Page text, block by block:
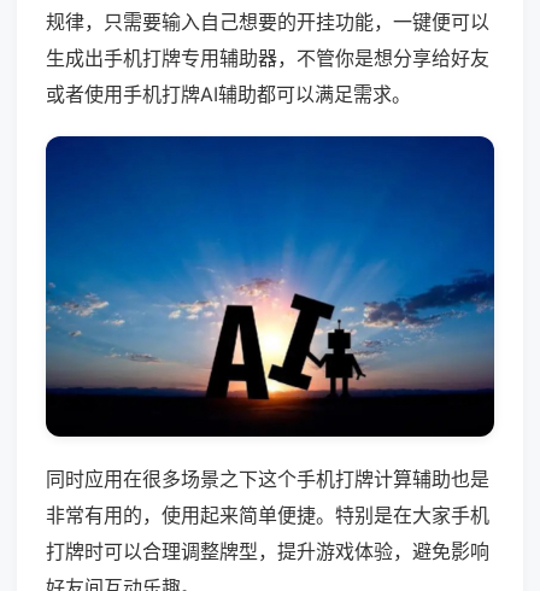
规律，只需要输入自己想要的开挂功能，一键便可以
生成出手机打牌专用辅助器，不管你是想分享给好友
或者使用手机打牌AI辅助都可以满足需求。
同时应用在很多场景之下这个手机打牌计算辅助也是
非常有用的，使用起来简单便捷。特别是在大家手机
打牌时可以合理调整牌型，提升游戏体验，避免影响